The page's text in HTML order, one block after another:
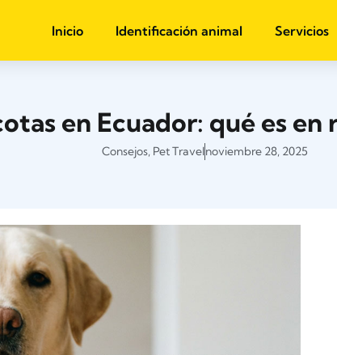
Inicio Identificación animal Servicios
en Ecuador: qué es
Consejos, Pet Travelnoviembre 28, 2025